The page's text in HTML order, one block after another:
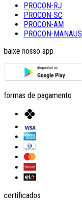
PROCON-RJ
PROCON-SC
PROCON-AM
PROCON-MANAUS
baixe nosso app
formas de pagamento
certificados